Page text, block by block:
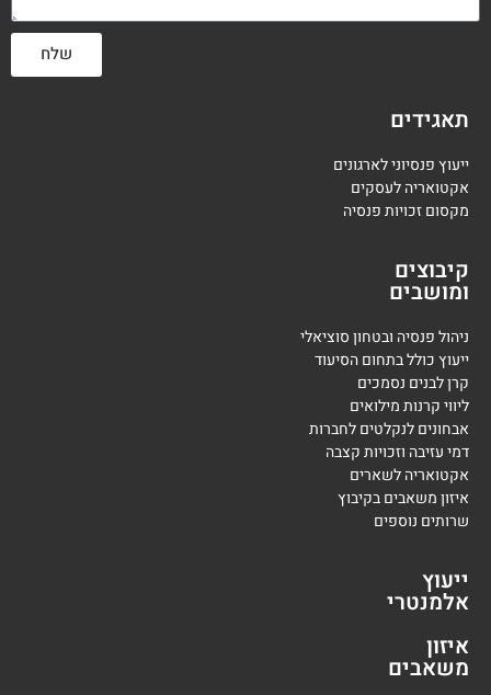
שלח
תאגידים
ייעוץ פנסיוני לארגונים
אקטואריה לעסקים
מקסום זכויות פנסיה
קיבוצים
ומושבים
ניהול פנסיה ובטחון סוציאלי
ייעוץ כולל בתחום הסיעוד
קרן לבנים נסמכים
ליווי קרנות מילואים
אבחונים לנקלטים לחברות
דמי עזיבה וזכויות קצבה
אקטואריה לשארים
איזון משאבים בקיבוץ
שרותים נוספים
ייעוץ
אלמנטרי
איזון
משאבים